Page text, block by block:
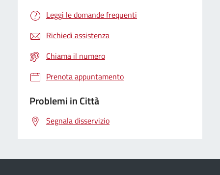
Leggi le domande frequenti
Richiedi assistenza
Chiama il numero
Prenota appuntamento
Problemi in Città
Segnala disservizio